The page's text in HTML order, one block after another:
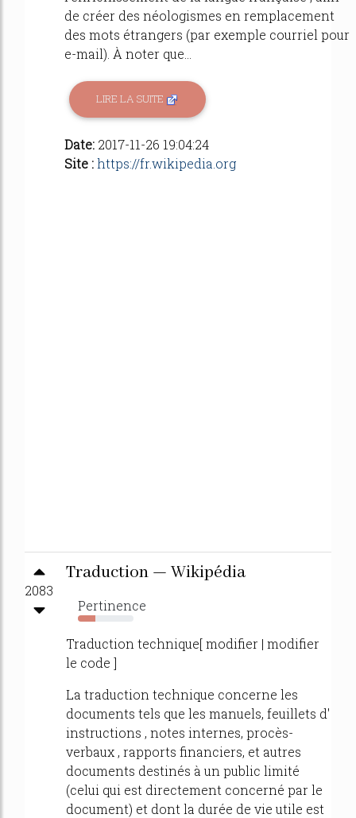
de créer des néologismes en remplacement
des mots étrangers (par exemple courriel pour
e-mail). À noter que...
LIRE LA SUITE
Date: 2017-11-26 19:04:24
Site :https://fr.wikipedia.org
2083
Traduction — Wikipédia
Pertinence
31%
Traduction technique[ modifier | modifier
le code ]
La traduction technique concerne les
documents tels que les manuels, feuillets d'
instructions , notes internes, procès-
verbaux , rapports financiers, et autres
documents destinés à un public limité
(celui qui est directement concerné par le
document) et dont la durée de vie utile est